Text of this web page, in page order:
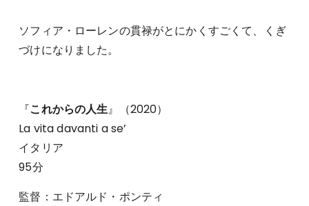
ソフィア・ローレンの貫禄がとにかくすごくて、くぎ
づけになりました。
『これからの人生』（2020）
La vita davanti a se’
イタリア
95分
監督：エドアルド・ポンティ